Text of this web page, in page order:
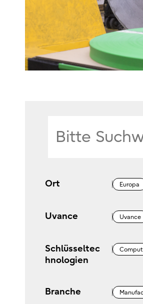
Ort Europa
Uvance Uvance
Schlüsseltec
hnologien
Branche